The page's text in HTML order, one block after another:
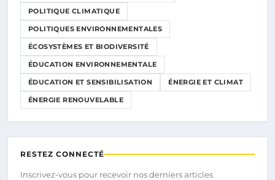
POLITIQUE CLIMATIQUE
POLITIQUES ENVIRONNEMENTALES
ÉCOSYSTÈMES ET BIODIVERSITÉ
ÉDUCATION ENVIRONNEMENTALE
ÉDUCATION ET SENSIBILISATION ÉNERGIE ET CLIMAT
ÉNERGIE RENOUVELABLE
RESTEZ CONNECTÉ
Inscrivez-vous pour recevoir nos derniers articles